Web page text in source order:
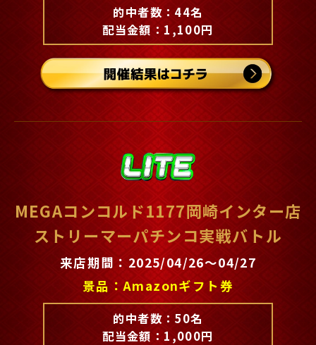
的中者数：44名
配当金額：1,100円
MEGAコンコルド1177岡崎インター店
ストリーマーパチンコ実戦バトル
来店期間：2025/04/26～04/27
景品：Amazonギフト券
的中者数：50名
配当金額：1,000円